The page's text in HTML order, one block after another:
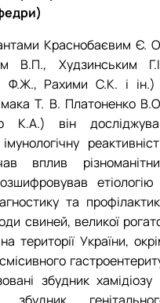
Краснобаєвим Є.
В.П., Худзинським
Ф.Ж., Рахими С.К. і ін.)
Т. В. Платоненко
К.А.) він
вплив
етіологію
та
свиней, великої
території України,
збудник хамідіозу